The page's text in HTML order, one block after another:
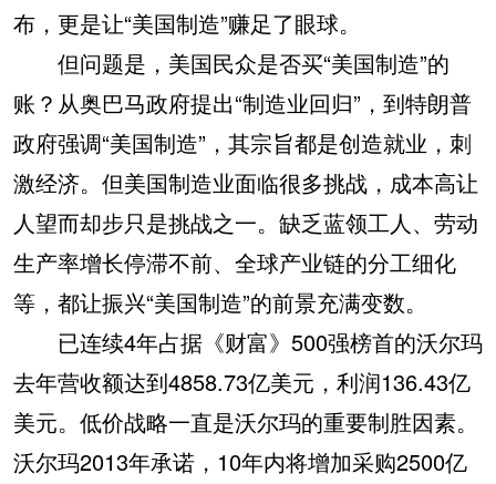
布，更是让“美国制造”赚足了眼球。
但问题是，美国民众是否买“美国制造”的
账？从奥巴马政府提出“制造业回归”，到特朗普
政府强调“美国制造”，其宗旨都是创造就业，刺
激经济。但美国制造业面临很多挑战，成本高让
人望而却步只是挑战之一。缺乏蓝领工人、劳动
生产率增长停滞不前、全球产业链的分工细化
等，都让振兴“美国制造”的前景充满变数。
已连续4年占据《财富》500强榜首的沃尔玛
去年营收额达到4858.73亿美元，利润136.43亿
美元。低价战略一直是沃尔玛的重要制胜因素。
沃尔玛2013年承诺，10年内将增加采购2500亿